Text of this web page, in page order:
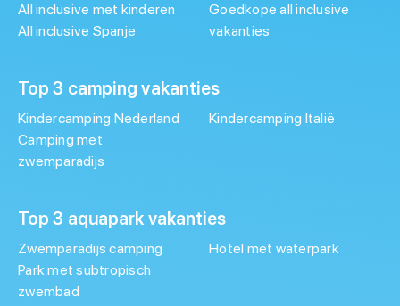
All inclusive met kinderen
All inclusive Spanje
Goedkope all inclusive
vakanties
Top 3 camping vakanties
Kindercamping Nederland
Camping met
zwemparadijs
Kindercamping Italië
Top 3 aquapark vakanties
Zwemparadijs camping
Park met subtropisch
zwembad
Hotel met waterpark